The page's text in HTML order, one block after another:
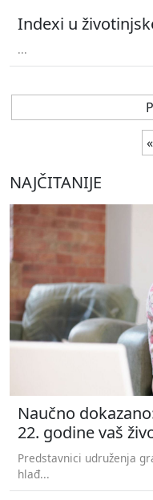
Indexi u
...
«
NAJČITANIJE
Naučno
22. godine vaš
Predstavnici udruženja
hlađ...